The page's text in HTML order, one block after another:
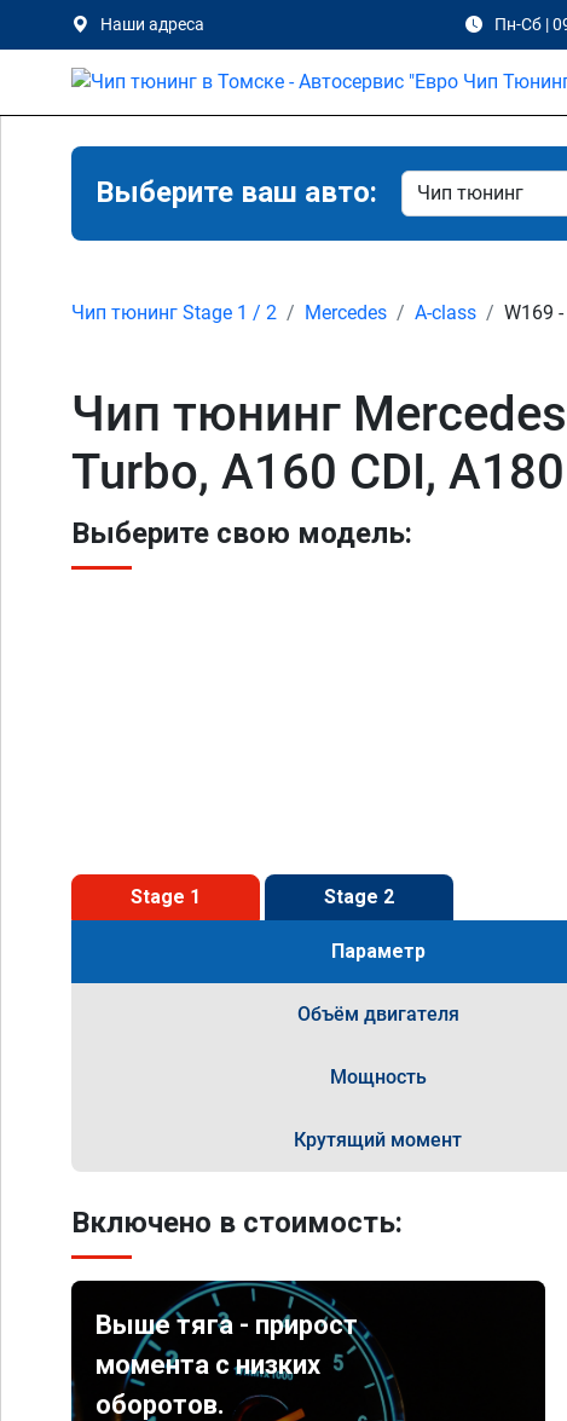
Наши адреса Пн-Сб |
Выберите ваш авто:
Чип тюнинг Stage 1 / 2 Mercedes A-class W169
Чип тюнинг
Turbo, A160 CDI,
Выберите свою модель:
Stage 1 Stage 2
Параметр
Объём двигателя
Мощность
Крутящий момент
Включено в стоимость:
Выше тяга - прирост
момента с низких
оборотов.